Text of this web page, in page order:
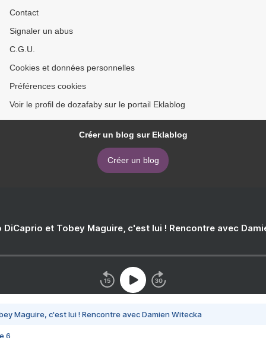
Contact
Signaler un abus
C.G.U.
Cookies et données personnelles
Préférences cookies
Voir le profil de dozafaby sur le portail Eklablog
Créer un blog sur Eklablog
Créer un blog
DiCaprio et Tobey Maguire, c'est lui ! Rencontre avec
Maguire, c'est lui ! Rencontre avec Damien Witecka
6